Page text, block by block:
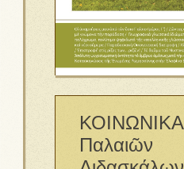
ΚΟΙΝΩΝΙΚΑ
Παλαιῶν